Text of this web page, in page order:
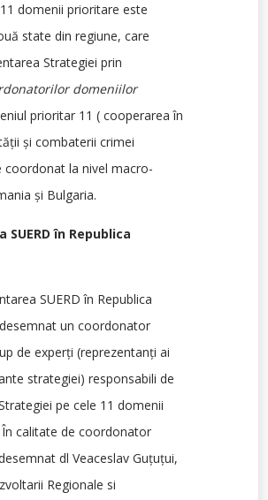
domenii prioritare este
state din regiune, care
Strategiei prin
domeniilor
prioritar 11 ( cooperarea în
şi combaterii crimei
coordonat la nivel macro-
şi Bulgaria.
în Republica
SUERD în Republica
un coordonator
de experţi (reprezentanţi ai
strategiei) responsabili de
pe cele 11 domenii
În calitate de coordonator
dl Veaceslav Guţuţui,
Regionale si